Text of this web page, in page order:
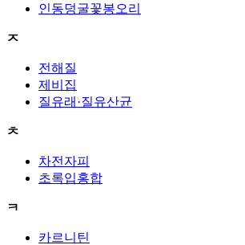
인동덩굴꽃봉오리
ㅈ
전해질
제비집
질유래·질유산균
ㅊ
차전자피
초록입홍합
ㅋ
카르니틴